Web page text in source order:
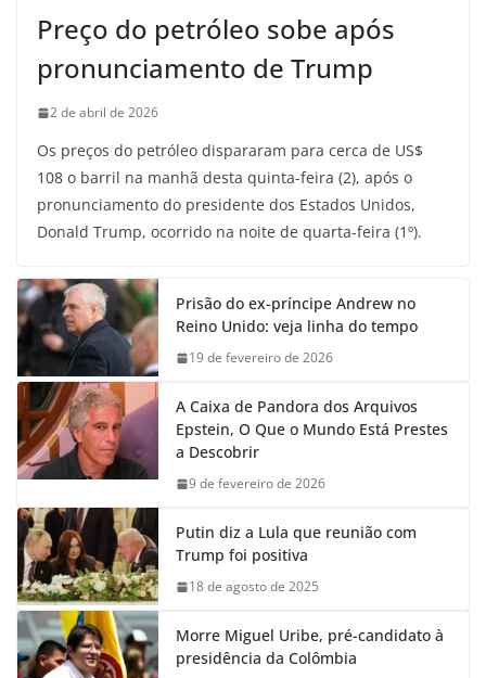
Preço do petróleo sobe após
pronunciamento de Trump
2 de abril de 2026
Os preços do petróleo dispararam para cerca de US$
108 o barril na manhã desta quinta-feira (2), após o
pronunciamento do presidente dos Estados Unidos,
Donald Trump, ocorrido na noite de quarta-feira (1º).
Prisão do ex-príncipe Andrew no
Reino Unido: veja linha do tempo
19 de fevereiro de 2026
A Caixa de Pandora dos Arquivos
Epstein, O Que o Mundo Está Prestes
a Descobrir
9 de fevereiro de 2026
Putin diz a Lula que reunião com
Trump foi positiva
18 de agosto de 2025
Morre Miguel Uribe, pré-candidato à
presidência da Colômbia